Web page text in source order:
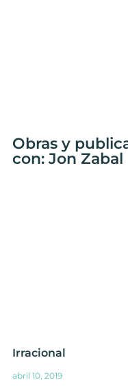
Obras y
con: Jon Zabal
Irracional
abril 10, 2019